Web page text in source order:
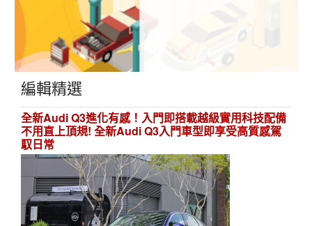
編輯精選
全新Audi Q3進化有感！入門即搭載越級實用科技配備
不用直上頂規! 全新Audi Q3入門車型即享受高質感駕
馭日常